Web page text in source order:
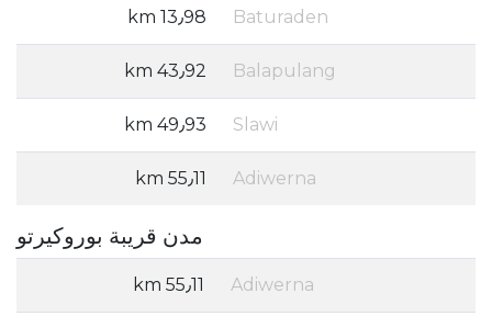
Baturaden 13٫98 km
Balapulang 43٫92 km
Slawi 49٫93 km
Adiwerna 55٫11 km
مدن قريبة بوروكيرتو
Adiwerna 55٫11 km